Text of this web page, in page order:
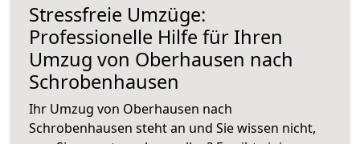
Stressfreie Umzüge:
Professionelle Hilfe für Ihren
Umzug von Oberhausen nach
Schrobenhausen
Ihr Umzug von Oberhausen nach
Schrobenhausen steht an und Sie wissen nicht,